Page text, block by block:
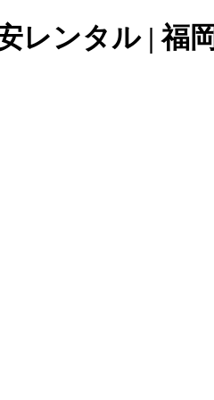
レンタル | 福